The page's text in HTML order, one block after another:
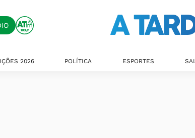
2026 POLÍTICA ESPORTES